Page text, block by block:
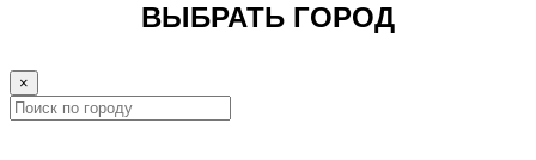
ВЫБРАТЬ ГОРОД
×